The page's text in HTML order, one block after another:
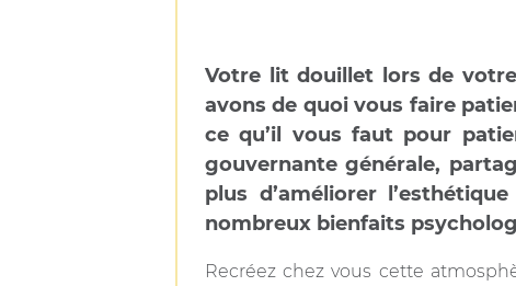
Votre lit douillet lors de
avons de quoi vous faire
ce qu’il vous faut pour
gouvernante générale,
plus d’améliorer
nombreux bienfaits
Recréez chez vous cette